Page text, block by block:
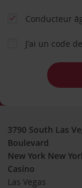
Conducteur
J’ai un code
3790 South Las
Boulevard
New York New
Casino
Las Vegas